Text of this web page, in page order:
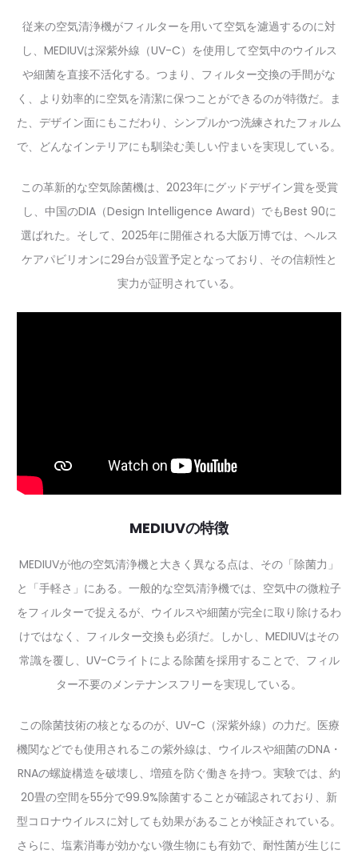
従来の空気清浄機がフィルターを用いて空気を濾過するのに対
し、MEDIUVは深紫外線（UV-C）を使用して空気中のウイルス
や細菌を直接不活化する。つまり、フィルター交換の手間がな
く、より効率的に空気を清潔に保つことができるのが特徴だ。ま
た、デザイン面にもこだわり、シンプルかつ洗練されたフォルム
で、どんなインテリアにも馴染む美しい佇まいを実現している。
この革新的な空気除菌機は、2023年にグッドデザイン賞を受賞
し、中国のDIA（Design Intelligence Award）でもBest 90に
選ばれた。そして、2025年に開催される大阪万博では、ヘルス
ケアパビリオンに29台が設置予定となっており、その信頼性と
実力が証明されている。
MEDIUVの特徴
MEDIUVが他の空気清浄機と大きく異なる点は、その「除菌力」
と「手軽さ」にある。一般的な空気清浄機では、空気中の微粒子
をフィルターで捉えるが、ウイルスや細菌が完全に取り除けるわ
けではなく、フィルター交換も必須だ。しかし、MEDIUVはその
常識を覆し、UV-Cライトによる除菌を採用することで、フィル
ター不要のメンテナンスフリーを実現している。
この除菌技術の核となるのが、UV-C（深紫外線）の力だ。医療
機関などでも使用されるこの紫外線は、ウイルスや細菌のDNA・
RNAの螺旋構造を破壊し、増殖を防ぐ働きを持つ。実験では、約
20畳の空間を55分で99.9%除菌することが確認されており、新
型コロナウイルスに対しても効果があることが検証されている。
さらに、塩素消毒が効かない微生物にも有効で、耐性菌が生じに